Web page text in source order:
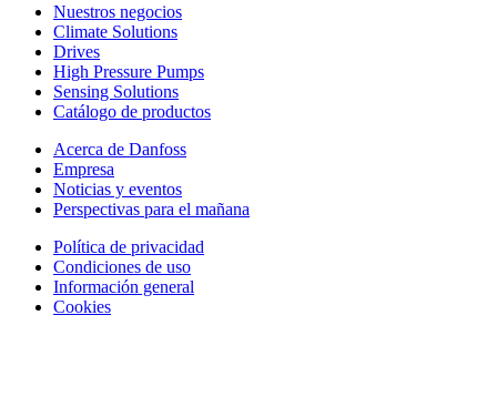
Nuestros negocios
Climate Solutions
Drives
High Pressure Pumps
Sensing Solutions
Catálogo de productos
Acerca de Danfoss
Empresa
Noticias y eventos
Perspectivas para el mañana
Política de privacidad
Condiciones de uso
Información general
Cookies